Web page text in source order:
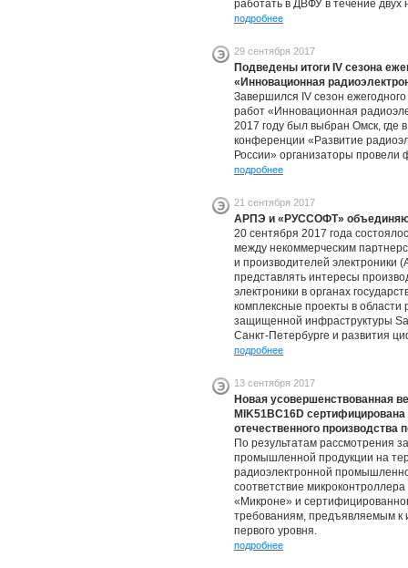
работать в ДВФУ в течение двух
подробнее
29 сентября 2017
Подведены итоги IV сезона
«Инновационная
Завершился IV сезон
работ «Инновационная
2017 году был выбран Омск, где
конференции «Развитие
России» организаторы провели
подробнее
21 сентября 2017
АРПЭ и «РУССОФТ»
20 сентября 2017 года
между некоммерческим
и производителей электроники
представлять интересы
электроники в органах
комплексные проекты в
защищенной инфраструктуры
Санкт-Петербурге и развития
подробнее
13 сентября 2017
Новая усовершенствованная
MIK51BC16D
отечественного производства
По результатам рассмотрения
промышленной продукции на
радиоэлектронной
соответствие
«Микроне» и
требованиям, предъявляемым к
первого уровня.
подробнее